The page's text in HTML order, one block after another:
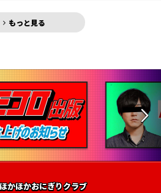
もっと見る
ほかほかおにぎりクラブ